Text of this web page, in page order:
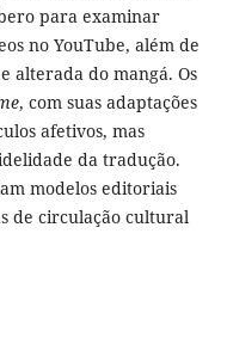
para examinar
no YouTube, além de
alterada do mangá. Os
, com suas adaptações
afetivos, mas
da tradução.
modelos editoriais
de circulação cultural